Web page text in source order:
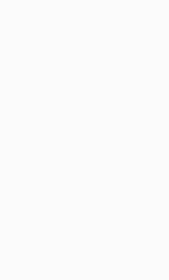
রহমান :